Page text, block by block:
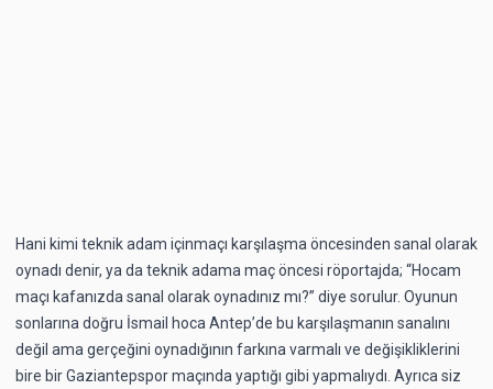
Hani kimi teknik adam içinmaçı karşılaşma öncesinden sanal olarak
oynadı denir, ya da teknik adama maç öncesi röportajda; “Hocam
maçı kafanızda sanal olarak oynadınız mı?” diye sorulur. Oyunun
sonlarına doğru İsmail hoca Antep’de bu karşılaşmanın sanalını
değil ama gerçeğini oynadığının farkına varmalı ve değişikliklerini
bire bir Gaziantepspor maçında yaptığı gibi yapmalıydı. Ayrıca siz